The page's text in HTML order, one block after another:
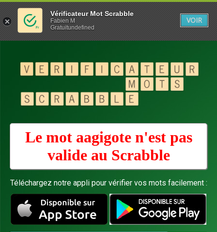
Le mot aagigote n'est pas
valide au Scrabble
Téléchargez notre appli pour vérifier vos mots facilement :
Vérificateur Mot Scrabble
Fabien M
Gratuitundefined
VOIR